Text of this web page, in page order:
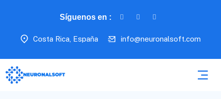
Síguenos en :
Costa Rica, España info@neuronalsoft.com